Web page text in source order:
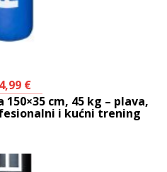
€
150×35 cm, 45 kg – plava,
i kućni trening